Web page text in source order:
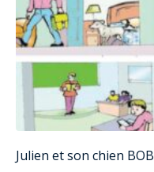
Julien et son chien BOB